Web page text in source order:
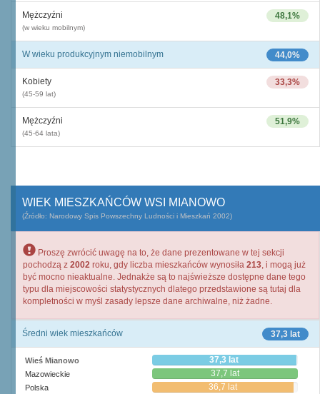
48,1%
Mężczyźni
(w wieku mobilnym)
44,0%
W wieku produkcyjnym niemobilnym
33,3%
Kobiety
(45-59 lat)
51,9%
Mężczyźni
(45-64 lata)
WIEK MIESZKAŃCÓW WSI MIANOWO
(Źródło: Narodowy Spis Powszechny Ludności i Mieszkań 2002)
Proszę zwrócić uwagę na to, że dane prezentowane w tej sekcji
pochodzą z 2002 roku, gdy liczba mieszkańców wynosiła 213, i mogą już
być mocno nieaktualne. Jednakże są to najświeższe dostępne dane tego
typu dla miejscowości statystycznych dlatego przedstawione są tutaj dla
kompletności w myśl zasady lepsze dane archiwalne, niż żadne.
37,3 lat
Średni wiek mieszkańców
Wieś Mianowo 37,3 lat
Mazowieckie 37,7 lat
Polska 36,7 lat